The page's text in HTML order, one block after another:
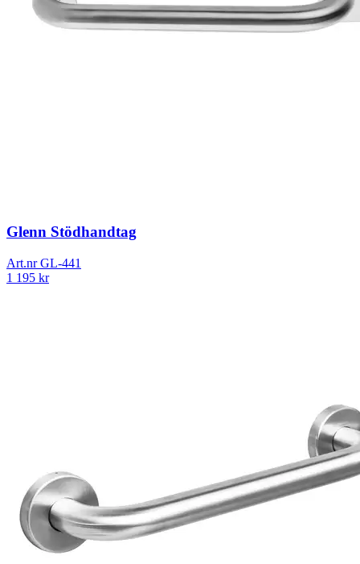
Glenn Stödhandtag
Art.nrGL-441
1 195 kr